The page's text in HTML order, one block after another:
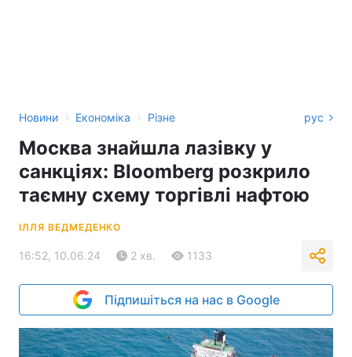
Новини › Економіка › Різне рус
Москва знайшла лазівку у
санкціях: Bloomberg розкрило
таємну схему торгівлі нафтою
ІЛЛЯ ВЕДМЕДЕНКО
16:52, 10.06.24 2 хв. 1133
Підпишіться на нас в Google